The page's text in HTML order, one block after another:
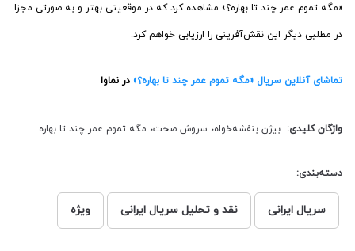
«مگه تموم عمر چند تا بهاره؟» مشاهده کرد که در موقعیتی بهتر و به صورتی مجزا
در مطلبی دیگر این نقش‌آفرینی را ارزیابی خواهم کرد.
تماشای آنلاین سریال «مگه تموم عمر چند تا بهاره؟» در نماوا
واژگان کلیدی: بیژن بنفشه‌خواه، سروش صحت، مگه تموم عمر چند تا بهاره
دسته‌بندی:
سریال ایرانی نقد و تحلیل سریال ایرانی ویژه